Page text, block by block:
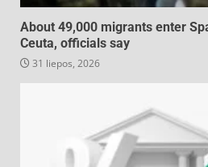
About 49,000 migrants enter
Ceuta, officials say
31 liepos, 2026